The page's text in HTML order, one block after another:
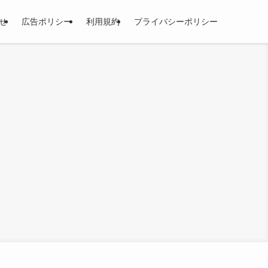
広告ポリシー 利用規約 プライバシーポリシー